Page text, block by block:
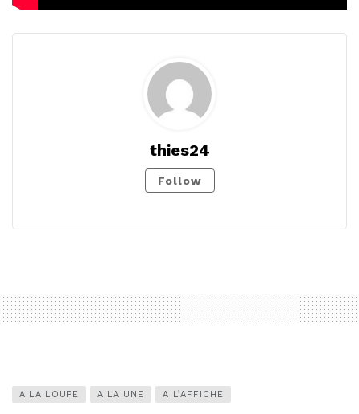
thies24
Follow
A LA LOUPE A LA UNE A L’AFFICHE